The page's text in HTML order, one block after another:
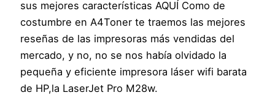
sus mejores características AQUÍ Como de
costumbre en A4Toner te traemos las mejores
reseñas de las impresoras más vendidas del
mercado, y no, no se nos había olvidado la
pequeña y eficiente impresora láser wifi barata
de HP,la LaserJet Pro M28w.